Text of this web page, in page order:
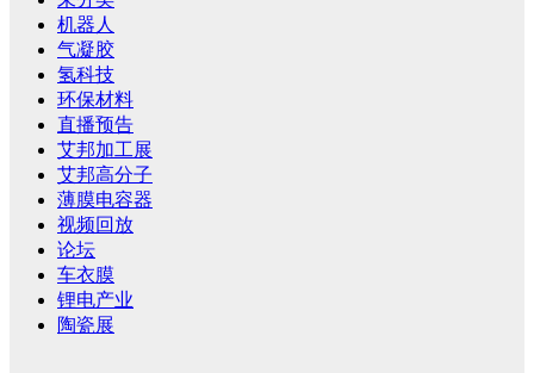
机器人
气凝胶
氢科技
环保材料
直播预告
艾邦加工展
艾邦高分子
薄膜电容器
视频回放
论坛
车衣膜
锂电产业
陶瓷展